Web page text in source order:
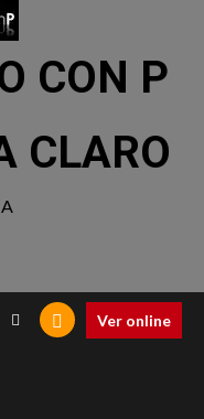
CON P
CLARO
Ver online